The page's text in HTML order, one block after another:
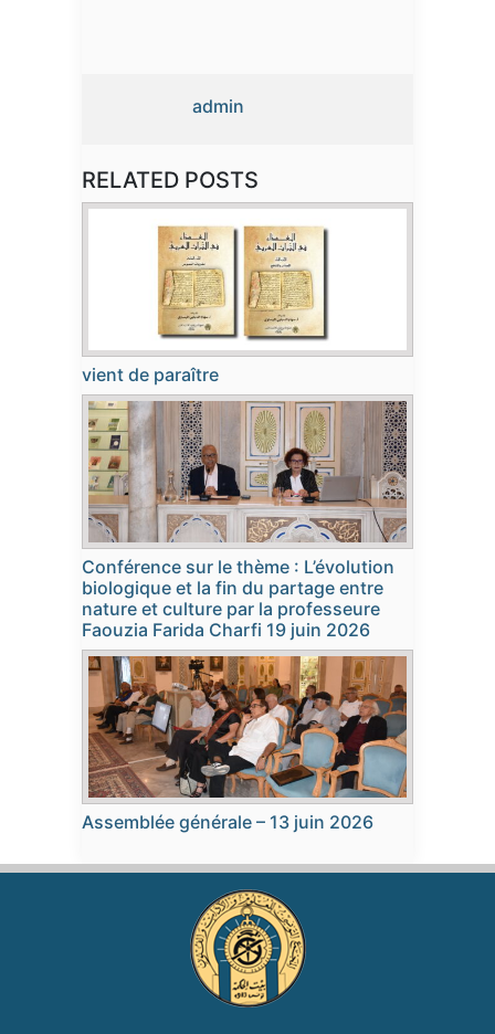
admin
RELATED POSTS
vient de paraître
Conférence sur le thème : L’évolution
biologique et la fin du partage entre
nature et culture par la professeure
Faouzia Farida Charfi 19 juin 2026
Assemblée générale – 13 juin 2026